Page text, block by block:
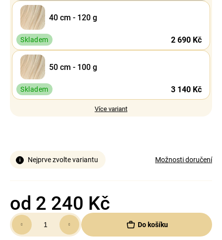
40 cm - 120 g
Skladem 2 690 Kč
50 cm - 100 g
Skladem 3 140 Kč
Více variant
Nejprve zvolte variantu Možnosti doručení
od 2 240 Kč
Měrná
cena:
Do košíku